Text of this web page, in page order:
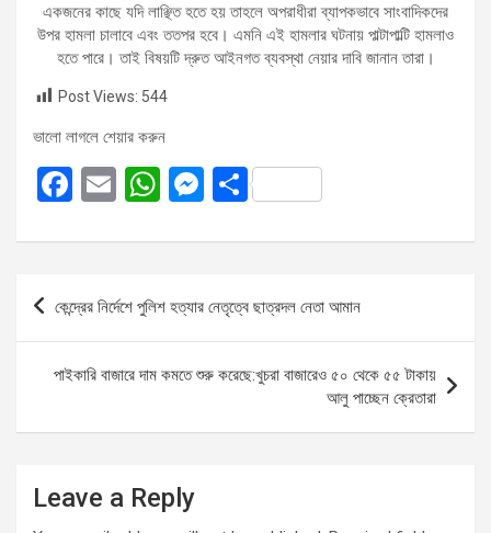
একজনের কাছে যদি লাঞ্ছিত হতে হয় তাহলে অপরাধীরা ব্যাপকভাবে সাংবাদিকদের
উপর হামলা চালাবে এবং ততপর হবে। এমনি এই হামলার ঘটনায় পাল্টাপাল্টি হামলাও
হতে পারে। তাই বিষয়টি দ্রুত আইনগত ব্যবস্থা নেয়ার দাবি জানান তারা।
Post Views: 544
ভালো লাগলে শেয়ার করুন
F
ce
o
o
k
E
ail
W
at
A
p
p
M
se
g
er
S
ar
Post
navigation
কেন্দ্রের নির্দেশে পুলিশ হত্যার নেতৃত্বে ছাত্রদল নেতা আমান
পাইকারি বাজারে দাম কমতে শুরু করেছে:খুচরা বাজারেও ৫০ থেকে ৫৫ টাকায়
আলু পাচ্ছেন ক্রেতারা
Leave a Reply